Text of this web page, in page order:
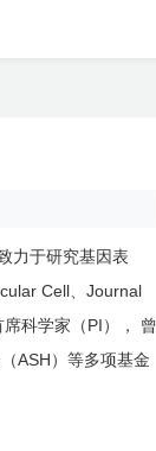
力于研究基因表
Cell
Journal
科学家（ PI ），
曾
ASH ）等多项基金